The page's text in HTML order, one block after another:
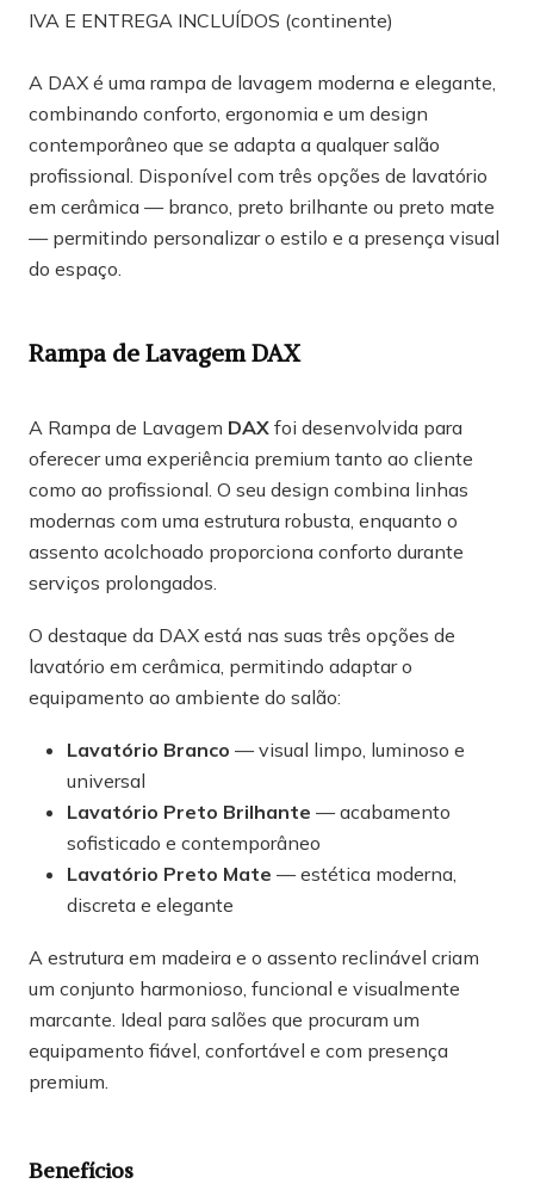
IVA E ENTREGA INCLUÍDOS (continente)
A DAX é uma rampa de lavagem moderna e elegante,
combinando conforto, ergonomia e um design
contemporâneo que se adapta a qualquer salão
profissional. Disponível com três opções de lavatório
em cerâmica — branco, preto brilhante ou preto mate
— permitindo personalizar o estilo e a presença visual
do espaço.
Rampa de Lavagem DAX
A Rampa de Lavagem DAX foi desenvolvida para
oferecer uma experiência premium tanto ao cliente
como ao profissional. O seu design combina linhas
modernas com uma estrutura robusta, enquanto o
assento acolchoado proporciona conforto durante
serviços prolongados.
O destaque da DAX está nas suas três opções de
lavatório em cerâmica, permitindo adaptar o
equipamento ao ambiente do salão:
Lavatório Branco — visual limpo, luminoso e
universal
Lavatório Preto Brilhante — acabamento
sofisticado e contemporâneo
Lavatório Preto Mate — estética moderna,
discreta e elegante
A estrutura em madeira e o assento reclinável criam
um conjunto harmonioso, funcional e visualmente
marcante. Ideal para salões que procuram um
equipamento fiável, confortável e com presença
premium.
Benefícios